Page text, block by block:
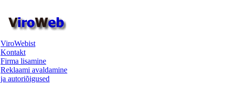
ViroWebist
Kontakt
Firma lisamine
Reklaami avaldamine
ja autoriõigused